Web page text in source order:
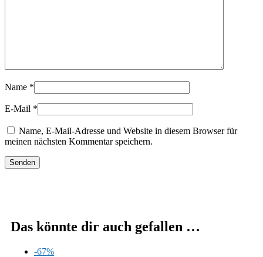
Name *
E-Mail *
Name, E-Mail-Adresse und Website in diesem Browser für
meinen nächsten Kommentar speichern.
Das könnte dir auch gefallen …
-67%